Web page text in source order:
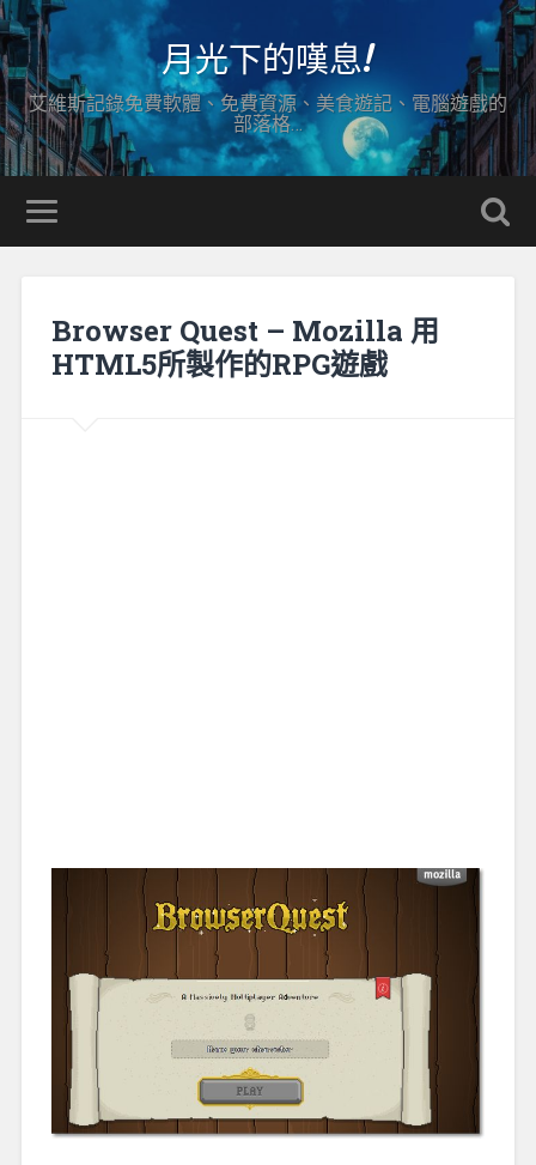
月光下的嘆息!
艾維斯記錄免費軟體、免費資源、美食遊記、電腦遊戲的
部落格…
Browser Quest – Mozilla 用
HTML5所製作的RPG遊戲